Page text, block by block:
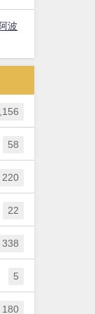
波
58
220
22
338
5
180